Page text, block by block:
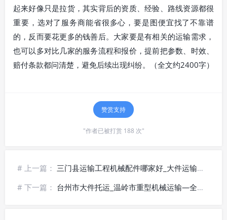
起来好像只是拉货，其实背后的资质、经验、路线资源都很
重要，选对了服务商能省很多心，要是图便宜找了不靠谱
的，反而要花更多的钱善后。大家要是有相关的运输需求，
也可以多对比几家的服务流程和报价，提前把参数、时效、
赔付条款都问清楚，避免后续出现纠纷。（全文约2400字）
赞赏支持
"作者已被打赏 188 次"
# 上一篇： 三门县运输工程机械配件哪家好_大件运输更可靠
# 下一篇： 台州市大件托运_温岭市重型机械运输—全境直达